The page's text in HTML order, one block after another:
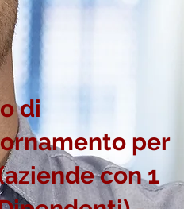
di
per
con 1